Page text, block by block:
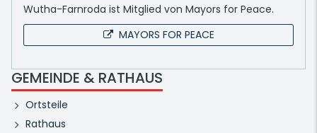
Wutha-Farnroda ist Mitglied von Mayors for Peace.
MAYORS FOR PEACE
GEMEINDE & RATHAUS
Ortsteile
Rathaus